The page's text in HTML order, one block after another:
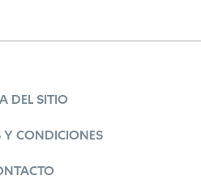
DEL SITIO
Y CONDICIONES